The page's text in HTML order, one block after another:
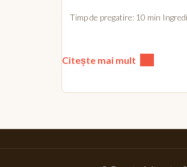
Timp de pregatire: 10 min
Citește mai mult